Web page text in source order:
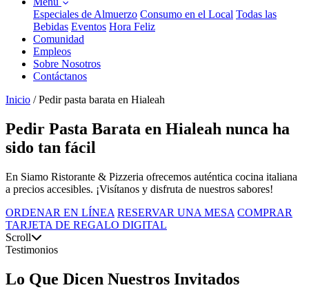
Especiales de Almuerzo Consumo en el Local Todas las
Bebidas Eventos Hora Feliz
Comunidad
Empleos
Sobre Nosotros
Contáctanos
Inicio / Pedir pasta barata en Hialeah
Pedir Pasta Barata en Hialeah nunca ha
sido tan fácil
En Siamo Ristorante & Pizzeria ofrecemos auténtica cocina italiana
a precios accesibles. ¡Visítanos y disfruta de nuestros sabores!
ORDENAR EN LÍNEA RESERVAR UNA MESA COMPRAR
TARJETA DE REGALO DIGITAL
Scroll
Testimonios
Lo Que Dicen Nuestros Invitados